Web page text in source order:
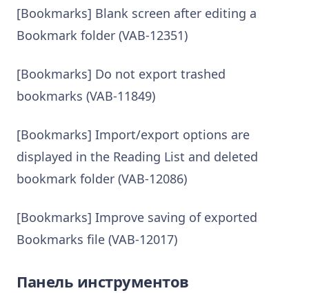
[Bookmarks] Blank screen after editing a
Bookmark folder (VAB-12351)
[Bookmarks] Do not export trashed
bookmarks (VAB-11849)
[Bookmarks] Import/export options are
displayed in the Reading List and deleted
bookmark folder (VAB-12086)
[Bookmarks] Improve saving of exported
Bookmarks file (VAB-12017)
Панель инструментов